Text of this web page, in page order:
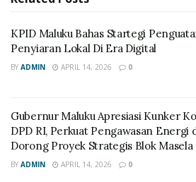
KPID Maluku Bahas Startegi
Penyiaran Lokal Di Era Digital
BY ADMIN APRIL 14, 2026 0
Gubernur Maluku Apresiasi Kunker
DPD RI, Perkuat Pengawasan Energi
Dorong Proyek Strategis Blok Masela
BY ADMIN APRIL 14, 2026 0